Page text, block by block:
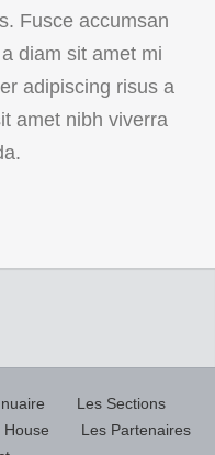
Fusce accumsan
diam sit amet mi
adipiscing risus a
amet nibh viverra
Les Sections
House
Les Partenaires